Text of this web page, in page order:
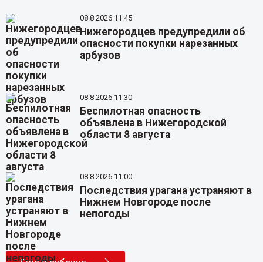
08.8.2026 11:45
Нижегородцев предупредили об
опасности покупки нарезанных
арбузов
08.8.2026 11:30
Беспилотная опасность
объявлена в Нижегородской
области 8 августа
08.8.2026 11:00
Последствия урагана устраняют в
Нижнем Новгороде после
непогоды